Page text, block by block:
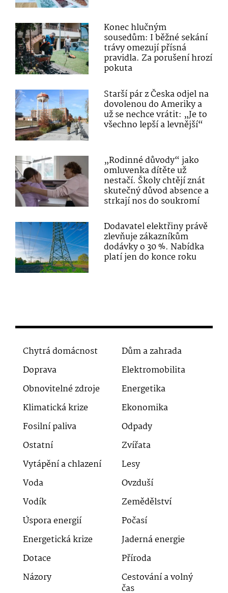
Konec hlučným
sousedům: I běžné sekání
trávy omezují přísná
pravidla. Za porušení hrozí
pokuta
Starší pár z Česka odjel na
dovolenou do Ameriky a
už se nechce vrátit: „Je to
všechno lepší a levnější“
„Rodinné důvody“ jako
omluvenka dítěte už
nestačí. Školy chtějí znát
skutečný důvod absence a
strkají nos do soukromí
Dodavatel elektřiny právě
zlevňuje zákazníkům
dodávky o 30 %. Nabídka
platí jen do konce roku
Chytrá domácnost
Dům a zahrada
Doprava
Elektromobilita
Obnovitelné zdroje
Energetika
Klimatická krize
Ekonomika
Fosilní paliva
Odpady
Ostatní
Zvířata
Vytápění a chlazení
Lesy
Voda
Ovzduší
Vodík
Zemědělství
Úspora energií
Počasí
Energetická krize
Jaderná energie
Dotace
Příroda
Názory
Cestování a volný
čas